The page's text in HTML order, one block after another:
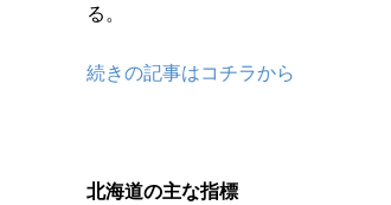
る。
続きの記事はコチラから
北海道の主な指標